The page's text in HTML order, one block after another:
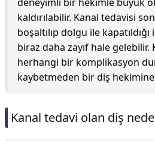
kaldırılabilir. Kanal tedavisi
boşaltılıp dolgu ile
biraz daha zayıf hale gelebilir.
herhangi bir komplikasyon
kaybetmeden bir diş hekimine
Kanal tedavi olan diş